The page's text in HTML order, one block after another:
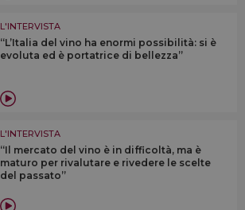
L'INTERVISTA
“L’Italia del vino ha enormi possibilità: si è
evoluta ed è portatrice di bellezza”
L'INTERVISTA
“Il mercato del vino è in difficoltà, ma è
maturo per rivalutare e rivedere le scelte
del passato”